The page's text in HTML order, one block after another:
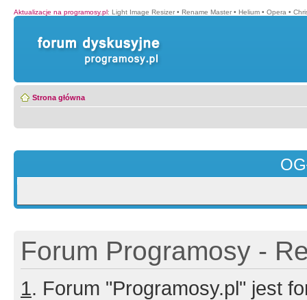
Aktualizacje na programosy.pl: Light Image Resizer • Rename Master • Helium • Opera •
Strona główna
Forum Programosy -
1. Forum "Programosy.pl" jest